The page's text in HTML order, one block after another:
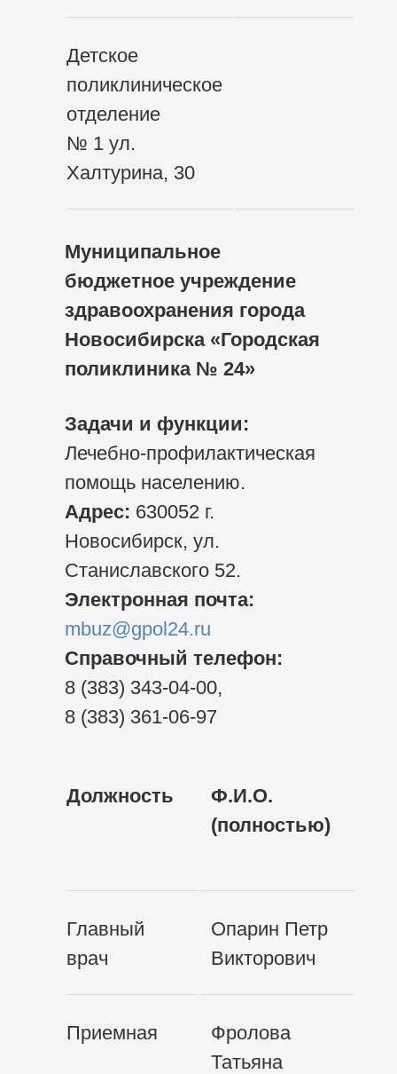
Детское
поликлиническое
отделение
№ 1 ул.
Халтурина, 30
Муниципальное
бюджетное учреждение
здравоохранения города
Новосибирска «Городская
поликлиника № 24»
Задачи и функции:
Лечебно-профилактическая
помощь населению.
Адрес: 630052 г.
Новосибирск, ул.
Станиславского 52.
Электронная почта:
mbuz@gpol24.ru
Справочный телефон:
8 (383) 343-04-00,
8 (383) 361-06-97
Должность
Ф.И.О.
(полностью)
Главный
врач
Опарин Петр
Викторович
Приемная
Фролова
Татьяна